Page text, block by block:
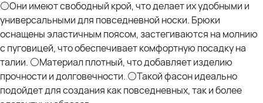
⚪Они имеют свободный крой, что делает их удобными и
универсальными для повседневной носки. Брюки
оснащены эластичным поясом, застегиваются на молнию
с пуговицей, что обеспечивает комфортную посадку на
талии. ⚪Материал плотный, что добавляет изделию
прочности и долговечности. ⚪Такой фасон идеально
подойдет для создания как повседневных, так и более